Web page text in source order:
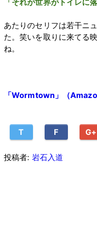
「それが世界がトイレに
あたりのセリフは若干ニ
た。笑いを取りに来てる
ね。
「Wormtown」（
T F G+
投稿者: 岩石入道